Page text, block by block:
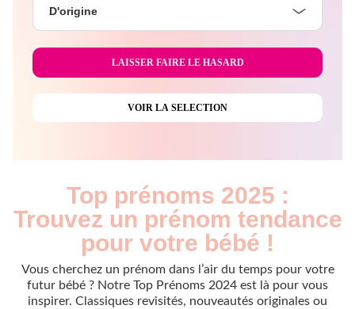
D'origine
Top prénoms 2025 :
Trouvez un prénom tendance
pour votre bébé !
Vous cherchez un prénom dans l’air du temps pour votre
futur bébé ? Notre Top Prénoms 2024 est là pour vous
inspirer. Classiques revisités, nouveautés originales ou